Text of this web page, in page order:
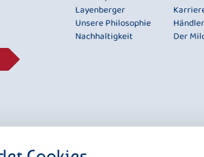
Layenberger
Unsere Philosophie
Nachhaltigkeit
Der